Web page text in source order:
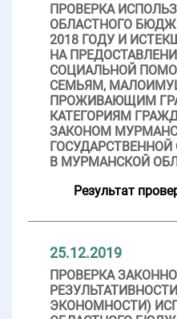
ПРОВЕРКА
ОБЛАСТНОГО
2018 ГОДУ И
НА
СОЦИАЛЬНОЙ
СЕМЬЯМ,
ПРОЖИВАЮЩИМ
КАТЕГОРИЯМ
ЗАКОНОМ
В МУРМАНСКОЙ
Результат
25.12.2019
ПРОВЕРКА
ЭКОНОМНОСТИ)